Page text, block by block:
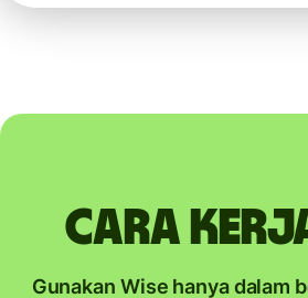
Cara
Gunakan Wise hanya dalam